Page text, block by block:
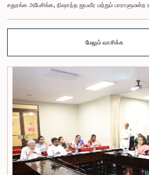
சதுரங்க அபேசிங்க, நிஷாந்த ஜயவீர மற்றும் பாராளுமன்ற
நிதி பற்றிய குழுக் கூட்டத்திலேயே இந்த அங்கீகாரம்
குடியரசின் அரசியலமைப்பின் 153(2) ஆம்
சம்பளம் தொடர்பான பிரேரணை குழுவின் கவனத்திற்கு
கணக்காய்வாளர் நாயகத்தின் பொறுப்புகள், அரச நிதி
சுயாதீனத் தன்மை உள்ளிட்ட விடயங்களை கருத்தில்
தலைவர் உள்ளிட்ட உறுப்பினர்கள் தமது கருத்துகளையும்
அரசியலமைப்பின் 170 ஆம் உறுப்புரையின் பிரகாரம்,
அல்ல என்பதையும், நடைமுறையில் உள்ள அரசாங்க
சம்பளத்தை விசேடமாக பரிசீலிக்க முடியும் என்பதையும்
தொகை, முன்னர் பதவி வகித்த கணக்காய்வாளர்
நிர்ணயிக்கப்பட்டதாக அதிகாரிகள் தெரிவித்தனர்.
ஆணைக்குழுவே இத்தகைய சம்பளங்களை நிர்ணயித்து
ஆணைக்குழு இல்லையெனவும் அதிகாரிகள்
மேலும் வாசிக்க